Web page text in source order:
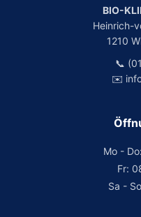
BIO-
Heinrich-
1210
📞
✉️
Mo -
Fr:
Sa -